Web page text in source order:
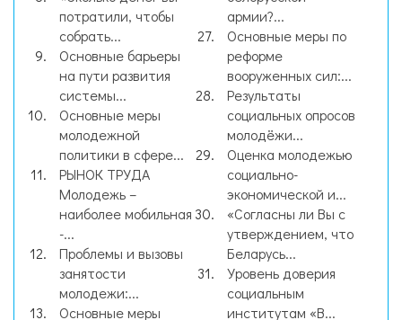
потратили, чтобы
собрать...
Основные барьеры
на пути развития
системы...
Основные меры
молодежной
политики в сфере...
РЫНОК ТРУДА
Молодежь –
наиболее мобильная
-...
Проблемы и вызовы
занятости
молодежи:...
Основные меры
армии?...
Основные меры по
реформе
вооруженных сил:...
Результаты
социальных опросов
молодёжи...
Оценка молодежью
социально-
экономической и...
«Согласны ли Вы с
утверждением, что
Беларусь...
Уровень доверия
социальным
институтам «В...